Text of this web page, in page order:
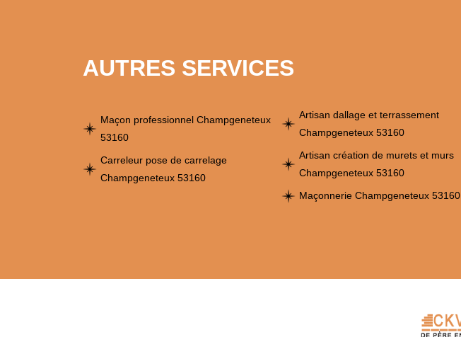
AUTRES SERVICES
Maçon professionnel Champgeneteux
53160
Carreleur pose de carrelage
Champgeneteux 53160
Artisan dallage et terrassement
Champgeneteux 53160
Artisan création de murets et murs
Champgeneteux 53160
Maçonnerie Champgeneteux 53160